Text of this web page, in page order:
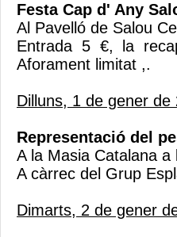
Festa Cap d' Any
Al Pavelló de Salou
Entrada 5 €, la
Aforament limitat ,.
Dilluns, 1 de gener de
Representació del
A la Masia Catalana a
A càrrec del Grup
Dimarts, 2 de gener